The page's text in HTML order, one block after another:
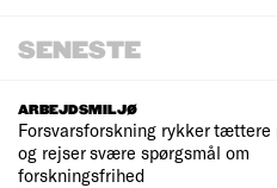
SENESTE
ARBEJDSMILJØ
Forsvarsforskning rykker tættere
og rejser svære spørgsmål om
forskningsfrihed